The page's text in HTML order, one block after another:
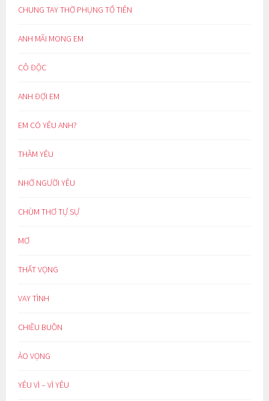
CHUNG TAY THỜ PHỤNG TỔ TIÊN
ANH MÃI MONG EM
CÔ ĐỘC
ANH ĐỢI EM
EM CÓ YÊU ANH?
THẦM YÊU
NHỚ NGƯỜI YÊU
CHÙM THƠ TỰ SỰ
MƠ
THẤT VỌNG
VAY TÌNH
CHIỀU BUỒN
ẢO VỌNG
YÊU VÌ – VÌ YÊU